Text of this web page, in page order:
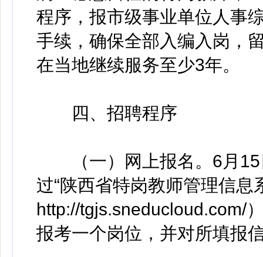
程序，报市级事业单位人事
手续，确保全部入编入岗，
在当地继续服务至少3年。
四、招聘程序
（一）网上报名。6月15
过“陕西省特岗教师管理信息
http://tgjs.sneducloud.com/
报考一个岗位，并对所填报